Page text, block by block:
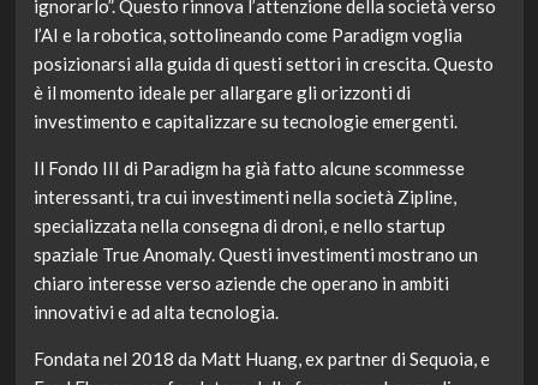
ignorarlo”. Questo rinnova l’attenzione della società verso
l’AI e la robotica, sottolineando come Paradigm voglia
posizionarsi alla guida di questi settori in crescita. Questo
è il momento ideale per allargare gli orizzonti di
investimento e capitalizzare su tecnologie emergenti.
Il Fondo III di Paradigm ha già fatto alcune scommesse
interessanti, tra cui investimenti nella società Zipline,
specializzata nella consegna di droni, e nello startup
spaziale True Anomaly. Questi investimenti mostrano un
chiaro interesse verso aziende che operano in ambiti
innovativi e ad alta tecnologia.
Fondata nel 2018 da Matt Huang, ex partner di Sequoia, e